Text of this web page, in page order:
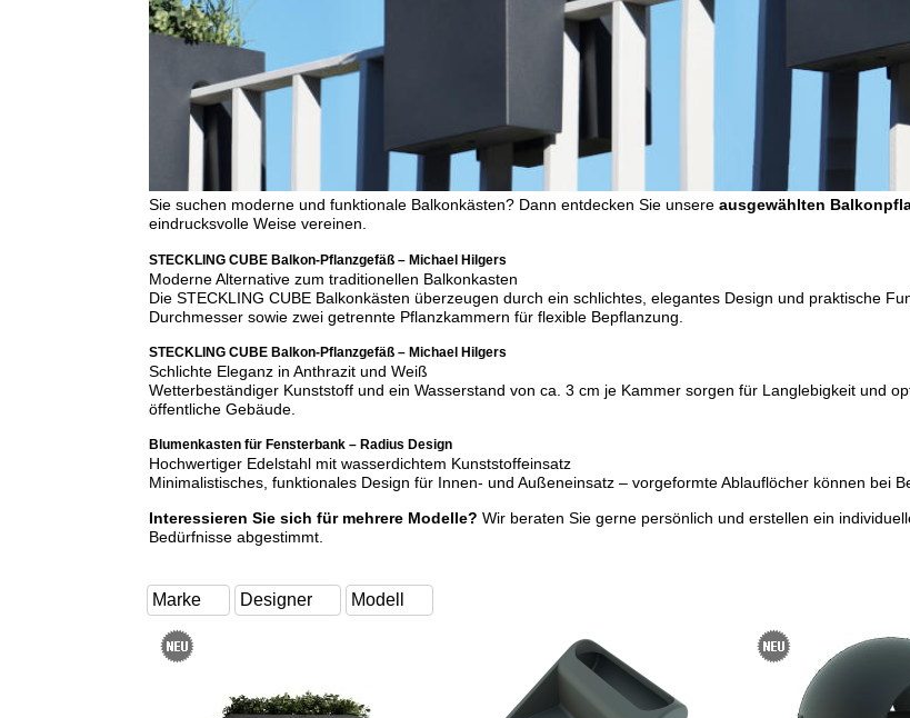
Sie suchen moderne und funktionale Balkonkästen?Dann entdecken Sie unsere ausgewählten
eindrucksvolle Weise vereinen.
STECKLING CUBE Balkon-Pflanzgefäß – Michael Hilgers
Moderne Alternative zum traditionellen Balkonkasten
Die STECKLING CUBE Balkonkästen überzeugen durch ein schlichtes, elegantes Design und praktische
Durchmesser sowie zwei getrennte Pflanzkammern für flexible Bepflanzung.
STECKLING CUBE Balkon-Pflanzgefäß – Michael Hilgers
Schlichte Eleganz in Anthrazit und Weiß
Wetterbeständiger Kunststoff und ein Wasserstand von ca. 3 cm je Kammer sorgen für Langlebigkeit und
öffentliche Gebäude.
Blumenkasten für Fensterbank – Radius Design
Hochwertiger Edelstahl mit wasserdichtem Kunststoffeinsatz
Minimalistisches, funktionales Design für Innen- und Außeneinsatz – vorgeformte Ablauflöcher können bei
Interessieren Sie sich für mehrere Modelle? Wir beraten Sie gerne persönlich und erstellen ein
Bedürfnisse abgestimmt.